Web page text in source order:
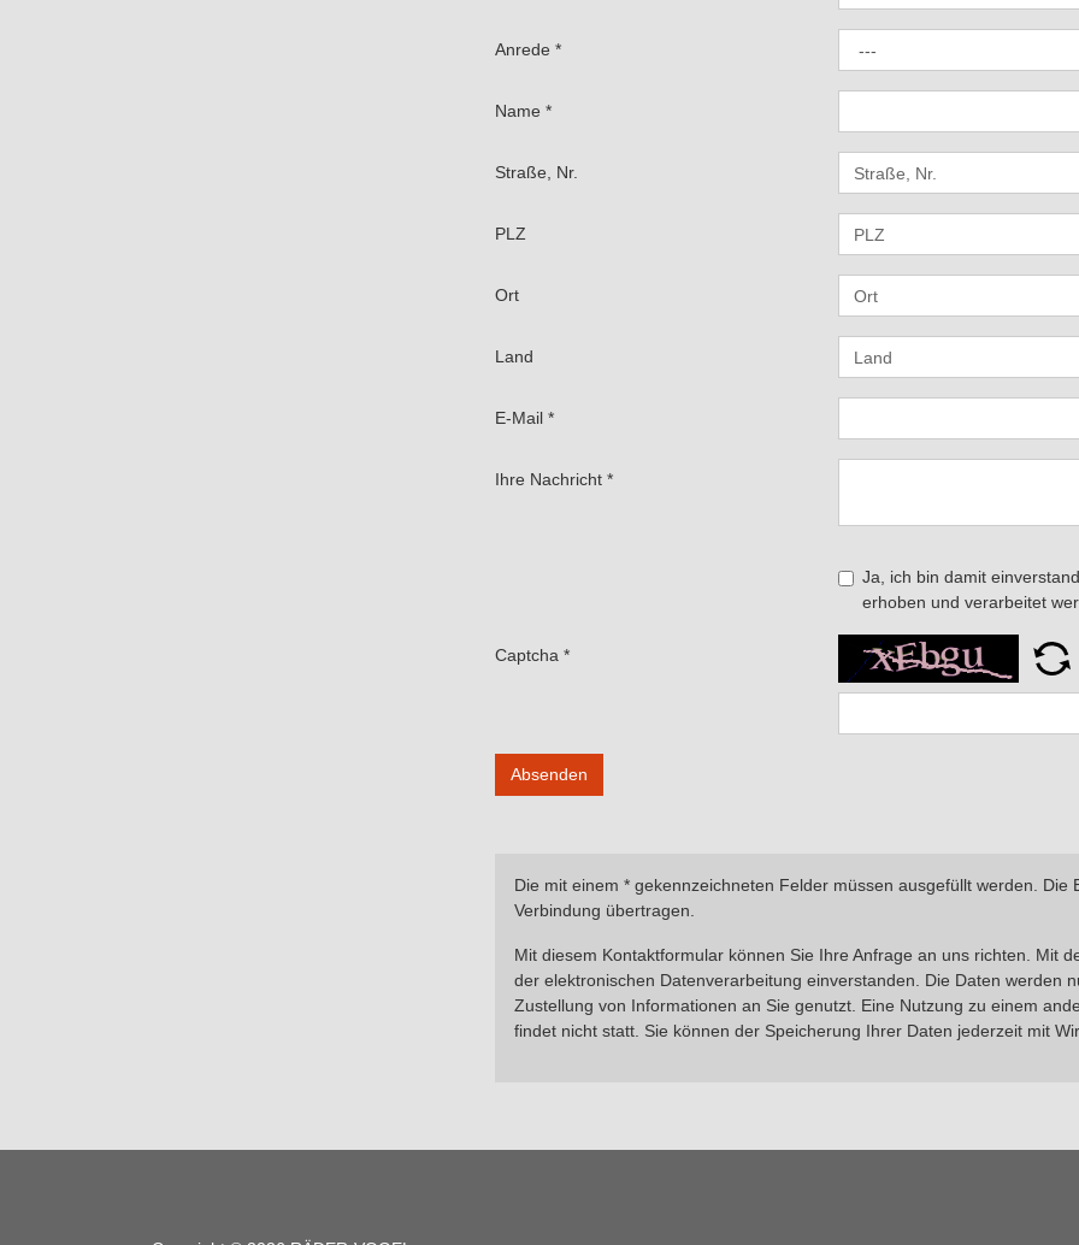
Anrede *
Name *
Straße, Nr.
PLZ
Ort
Land
E-Mail *
Ihre Nachricht *
Ja, ich bin damit
erhoben und verarbeitet
Captcha *
Absenden
Die mit einem * gekennzeichneten Felder müssen ausgefüllt werden.
Verbindung übertragen.
Mit diesem Kontaktformular können Sie Ihre Anfrage an uns richten. Mit
der elektronischen Datenverarbeitung einverstanden. Die Daten werden
Zustellung von Informationen an Sie genutzt. Eine Nutzung zu einem
findet nicht statt. Sie können der Speicherung Ihrer Daten jederzeit mit